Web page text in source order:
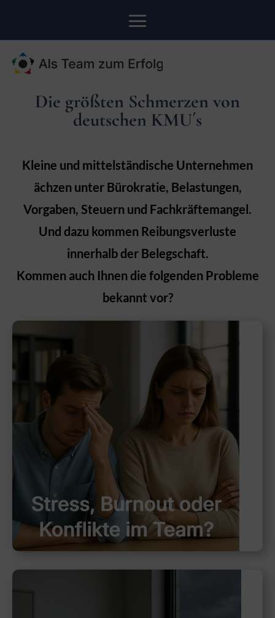
Die größten Schmerzen von
deutschen KMU´s
Kleine und mittelständische Unternehmen
ächzen unter Bürokratie, Belastungen,
Vorgaben, Steuern und Fachkräftemangel.
Und dazu kommen Reibungsverluste
innerhalb der Belegschaft.
Kommen auch Ihnen die folgenden Probleme
bekannt vor?